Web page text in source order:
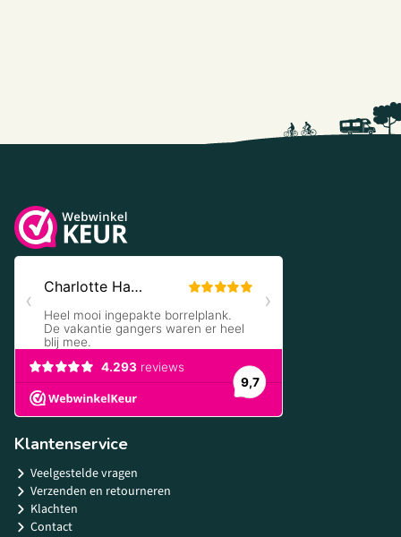
Klantenservice
Veelgestelde vragen
Verzenden en retourneren
Klachten
Contact